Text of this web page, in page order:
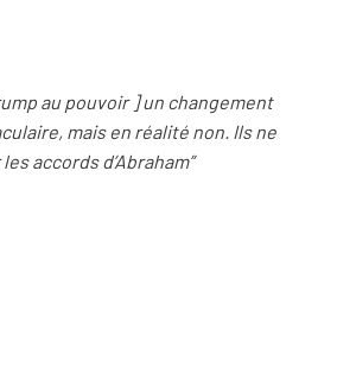
au pouvoir ] un changement
mais en réalité non. Ils ne
accords d’Abraham”